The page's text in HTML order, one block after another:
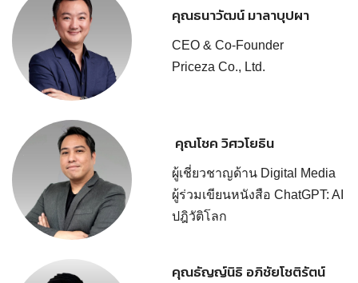
คุณธนาวัฒน์ มาลาบุปผา
CEO & Co-Founder
Priceza Co., Ltd.
คุณโชค วิศวโยธิน
ผู้เชี่ยวชาญด้าน Digital Media
ผู้ร่วมเขียนหนังสือ ChatGPT: AI
ปฎิวัติโลก
คุณธัญญ์นิธิ อภิชัยโชติรัตน์